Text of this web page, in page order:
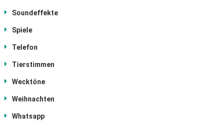
Soundeffekte
Spiele
Telefon
Tierstimmen
Wecktöne
Weihnachten
Whatsapp